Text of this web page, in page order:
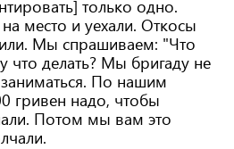
только одно.
место и уехали. Откосы
Мы спрашиваем: "Что
что делать? Мы бригаду не
По нашим
гривен надо, чтобы
Потом мы вам это